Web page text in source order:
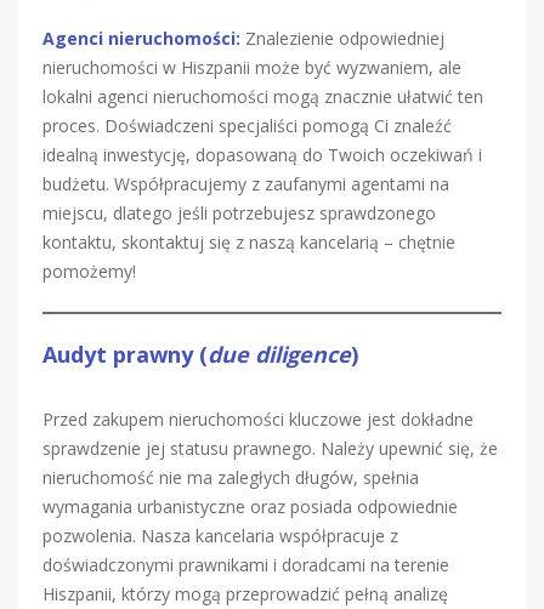
Agenci nieruchomości: Znalezienie odpowiedniej
nieruchomości w Hiszpanii może być wyzwaniem, ale
lokalni agenci nieruchomości mogą znacznie ułatwić ten
proces. Doświadczeni specjaliści pomogą Ci znaleźć
idealną inwestycję, dopasowaną do Twoich oczekiwań i
budżetu. Współpracujemy z zaufanymi agentami na
miejscu, dlatego jeśli potrzebujesz sprawdzonego
kontaktu, skontaktuj się z naszą kancelarią – chętnie
pomożemy!
Audyt prawny (due diligence)
Przed zakupem nieruchomości kluczowe jest dokładne
sprawdzenie jej statusu prawnego. Należy upewnić się, że
nieruchomość nie ma zaległych długów, spełnia
wymagania urbanistyczne oraz posiada odpowiednie
pozwolenia. Nasza kancelaria współpracuje z
doświadczonymi prawnikami i doradcami na terenie
Hiszpanii, którzy mogą przeprowadzić pełną analizę